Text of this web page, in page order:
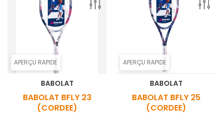
APERÇU RAPIDE
BABOLAT
BABOLAT BFLY 23
(CORDEE)
APERÇU RAPIDE
BABOLAT
BABOLAT BFLY 25
(CORDEE)